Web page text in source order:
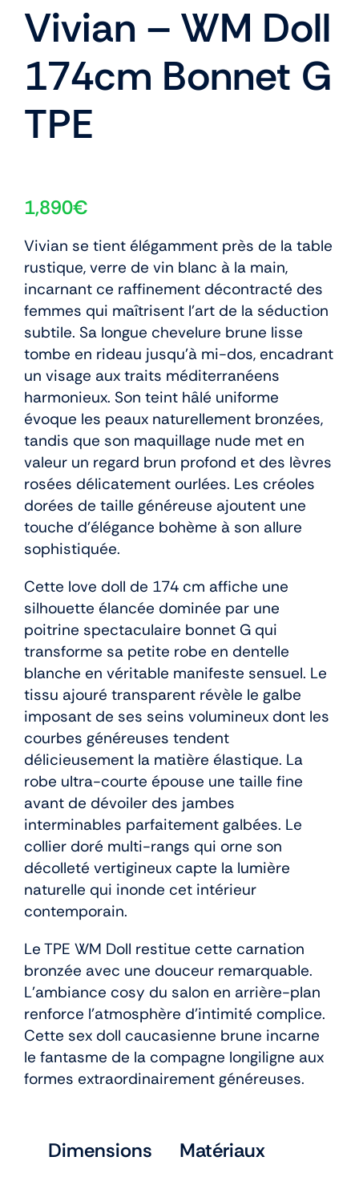
Vivian – WM Doll
174cm Bonnet G
TPE
1,890€
Vivian se tient élégamment près de la table
rustique, verre de vin blanc à la main,
incarnant ce raffinement décontracté des
femmes qui maîtrisent l’art de la séduction
subtile. Sa longue chevelure brune lisse
tombe en rideau jusqu’à mi-dos, encadrant
un visage aux traits méditerranéens
harmonieux. Son teint hâlé uniforme
évoque les peaux naturellement bronzées,
tandis que son maquillage nude met en
valeur un regard brun profond et des lèvres
rosées délicatement ourlées. Les créoles
dorées de taille généreuse ajoutent une
touche d’élégance bohème à son allure
sophistiquée.
Cette love doll de 174 cm affiche une
silhouette élancée dominée par une
poitrine spectaculaire bonnet G qui
transforme sa petite robe en dentelle
blanche en véritable manifeste sensuel. Le
tissu ajouré transparent révèle le galbe
imposant de ses seins volumineux dont les
courbes généreuses tendent
délicieusement la matière élastique. La
robe ultra-courte épouse une taille fine
avant de dévoiler des jambes
interminables parfaitement galbées. Le
collier doré multi-rangs qui orne son
décolleté vertigineux capte la lumière
naturelle qui inonde cet intérieur
contemporain.
Le TPE WM Doll restitue cette carnation
bronzée avec une douceur remarquable.
L’ambiance cosy du salon en arrière-plan
renforce l’atmosphère d’intimité complice.
Cette sex doll caucasienne brune incarne
le fantasme de la compagne longiligne aux
formes extraordinairement généreuses.
Dimensions Matériaux